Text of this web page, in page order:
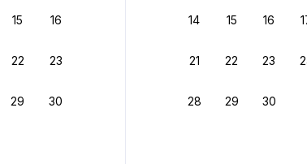
15 16
22 23
29 30
14 15 16
21 22 23
28 29 30